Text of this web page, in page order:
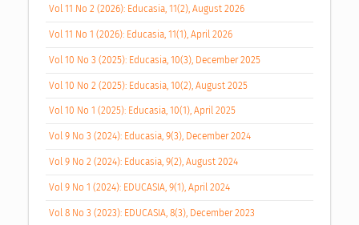
Vol 11 No 2 (2026): Educasia, 11(2), August 2026
Vol 11 No 1 (2026): Educasia, 11(1), April 2026
Vol 10 No 3 (2025): Educasia, 10(3), December 2025
Vol 10 No 2 (2025): Educasia, 10(2), August 2025
Vol 10 No 1 (2025): Educasia, 10(1), April 2025
Vol 9 No 3 (2024): Educasia, 9(3), December 2024
Vol 9 No 2 (2024): Educasia, 9(2), August 2024
Vol 9 No 1 (2024): EDUCASIA, 9(1), April 2024
Vol 8 No 3 (2023): EDUCASIA, 8(3), December 2023